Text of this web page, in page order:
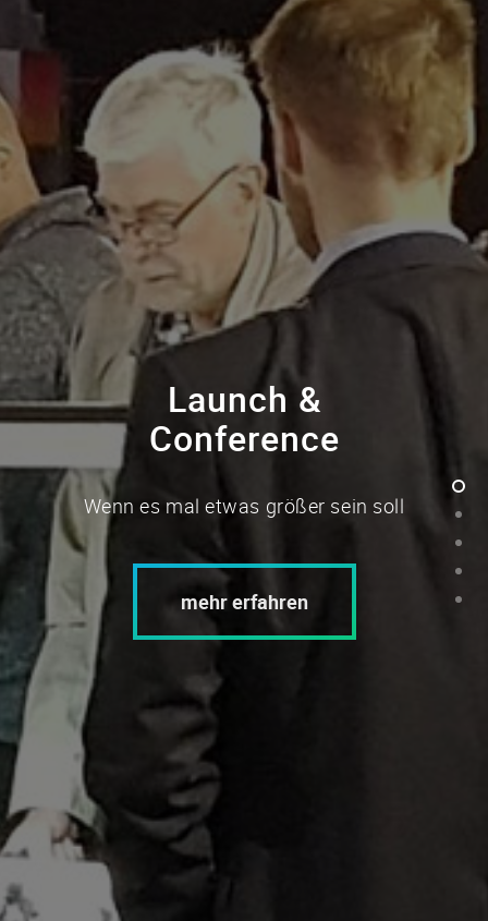
Launch &
Conference
Wenn es mal etwas größer sein soll
mehr erfahren